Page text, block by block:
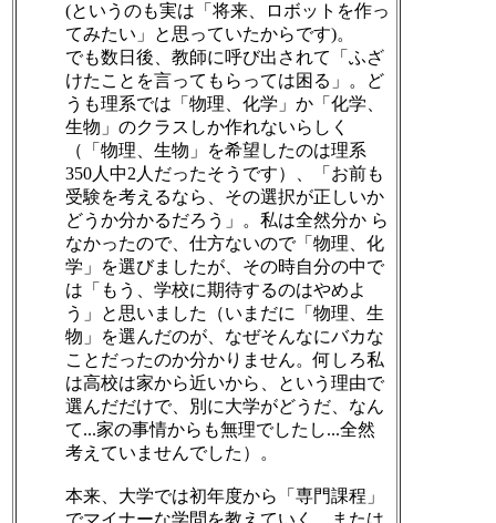
(というのも実は「将来、ロボットを作っ
てみたい」と思っていたからです)。
でも数日後、教師に呼び出されて「ふざ
けたことを言ってもらっては困る」。ど
うも理系では「物理、化学」か「化学、
生物」のクラスしか作れないらしく
（「物理、生物」を希望したのは理系
350人中2人だったそうです）、「お前も
受験を考えるなら、その選択が正しいか
どうか分かるだろう」。私は全然分か ら
なかったので、仕方ないので「物理、化
学」を選びましたが、その時自分の中で
は「もう、学校に期待するのはやめよ
う」と思いました（いまだに「物理、生
物」を選んだのが、なぜそんなにバカな
ことだったのか分かりません。何しろ私
は高校は家から近いから、という理由で
選んだだけで、別に大学がどうだ、なん
て...家の事情からも無理でしたし...全然
考えていませんでした）。
本来、大学では初年度から「専門課程」